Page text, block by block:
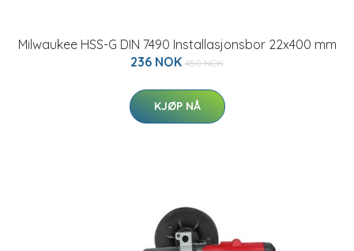
Milwaukee HSS-G DIN 7490 Installasjonsbor 22x400 mm
236 NOK 450 NOK
KJØP NÅ